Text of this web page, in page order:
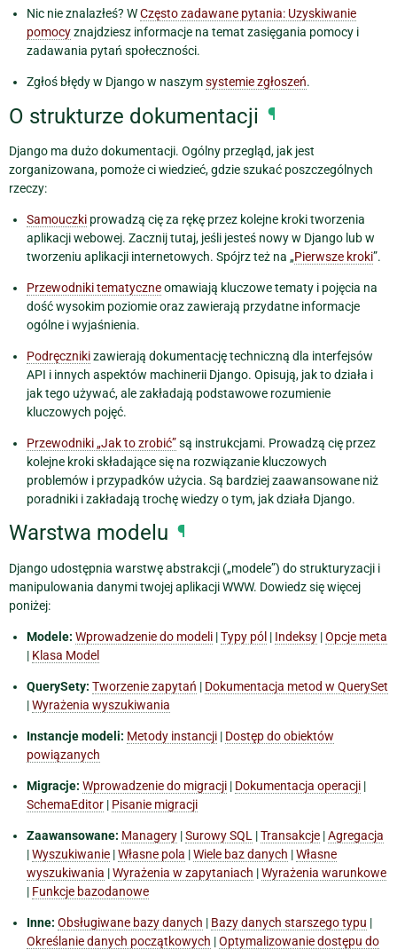
Nic nie znalazłeś? WCzęsto zadawane pytania: Uzyskiwanie
pomocyznajdziesz informacje na temat zasięgania pomocy i
zadawania pytań społeczności.
Zgłoś błędy w Django w naszymsystemie zgłoszeń.
O strukturze dokumentacji ¶
Django ma dużo dokumentacji. Ogólny przegląd, jak jest
zorganizowana, pomoże ci wiedzieć, gdzie szukać poszczególnych
rzeczy:
Samouczki prowadzą cię za rękę przez kolejne kroki tworzenia
aplikacji webowej. Zacznij tutaj, jeśli jesteś nowy w Django lub w
tworzeniu aplikacji internetowych. Spójrz też na „Pierwsze kroki”.
Przewodniki tematyczneomawiają kluczowe tematy i pojęcia na
dość wysokim poziomie oraz zawierają przydatne informacje
ogólne i wyjaśnienia.
Podręcznikizawierają dokumentację techniczną dla interfejsów
API i innych aspektów machinerii Django. Opisują, jak to działa i
jak tego używać, ale zakładają podstawowe rozumienie
kluczowych pojęć.
Przewodniki „Jak to zrobić”są instrukcjami. Prowadzą cię przez
kolejne kroki składające się na rozwiązanie kluczowych
problemów i przypadków użycia. Są bardziej zaawansowane niż
poradniki i zakładają trochę wiedzy o tym, jak działa Django.
Warstwa modelu ¶
Django udostępnia warstwę abstrakcji („modele”) do strukturyzacji i
manipulowania danymi twojej aplikacji WWW. Dowiedz się więcej
poniżej:
Modele: Wprowadzenie do modeli |Typy pól | Indeksy |Opcje meta
| Klasa Model
QuerySety: Tworzenie zapytań | Dokumentacja metod w QuerySet
|Wyrażenia wyszukiwania
Instancje modeli: Metody instancji | Dostęp do obiektów
powiązanych
Migracje: Wprowadzenie do migracji | Dokumentacja operacji |
SchemaEditor | Pisanie migracji
Zaawansowane: Managery |Surowy SQL |Transakcje |Agregacja
|Wyszukiwanie |Własne pola |Wiele baz danych |Własne
wyszukiwania |Wyrażenia w zapytaniach |Wyrażenia warunkowe
| Funkcje bazodanowe
Inne: Obsługiwane bazy danych | Bazy danych starszego typu |
Określanie danych początkowych |Optymalizowanie dostępu do